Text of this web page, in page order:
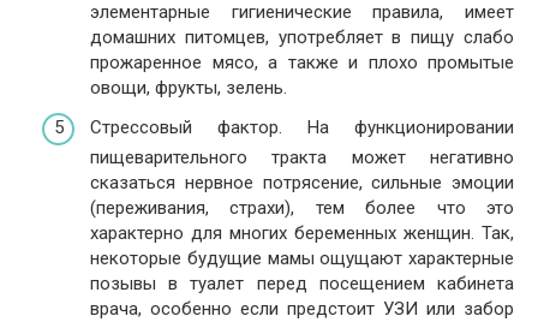
элементарные гигиенические правила, имеет
домашних питомцев, употребляет в пищу слабо
прожаренное мясо, а также и плохо промытые
овощи, фрукты, зелень.
Стрессовый фактор. На функционировании
пищеварительного тракта может негативно
сказаться нервное потрясение, сильные эмоции
(переживания, страхи), тем более что это
характерно для многих беременных женщин. Так,
некоторые будущие мамы ощущают характерные
позывы в туалет перед посещением кабинета
врача, особенно если предстоит УЗИ или забор